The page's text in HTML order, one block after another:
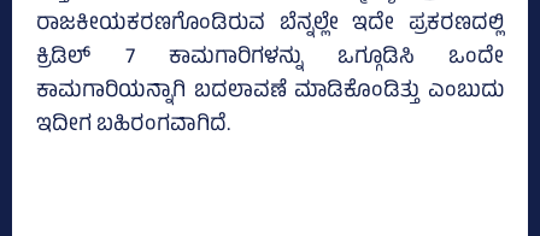
ರಾಜಕೀಯಕರಣಗೊಂಡಿರುವ ಬೆನ್ನಲ್ಲೇ ಇದೇ ಪ್ರಕರಣದಲ್ಲಿ
ಕ್ರಿಡಿಲ್‌ 7 ಕಾಮಗಾರಿಗಳನ್ನು ಒಗ್ಗೂಡಿಸಿ ಒಂದೇ
ಕಾಮಗಾರಿಯನ್ನಾಗಿ ಬದಲಾವಣೆ ಮಾಡಿಕೊಂಡಿತ್ತು ಎಂಬುದು
ಇದೀಗ ಬಹಿರಂಗವಾಗಿದೆ.